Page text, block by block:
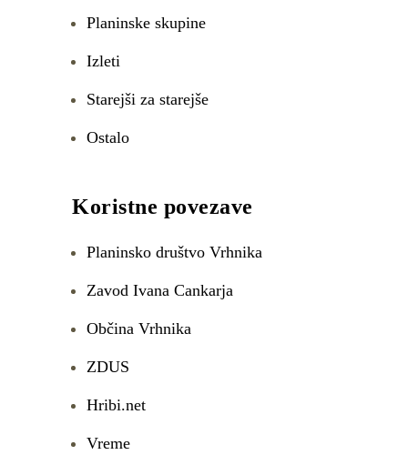
Planinske skupine
Izleti
Starejši za starejše
Ostalo
Koristne povezave
Planinsko društvo Vrhnika
Zavod Ivana Cankarja
Občina Vrhnika
ZDUS
Hribi.net
Vreme